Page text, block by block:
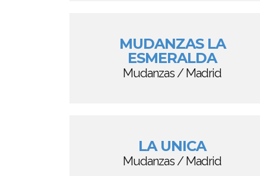
MUDANZAS LA
ESMERALDA
Mudanzas / Madrid
LA UNICA
Mudanzas / Madrid